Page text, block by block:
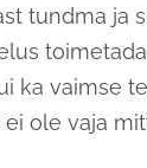
tundma ja
ka vaimse
ole vaja